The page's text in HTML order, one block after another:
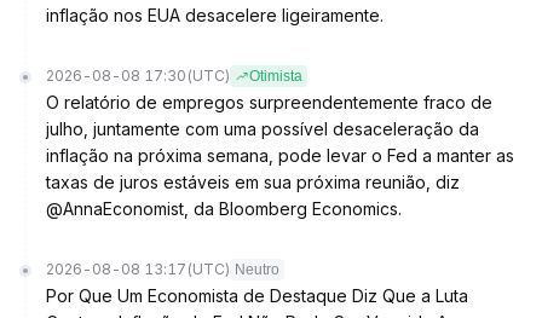
inflação nos EUA desacelere ligeiramente.
2026-08-08 17:30 (UTC) Otimista
O relatório de empregos surpreendentemente fraco de
julho, juntamente com uma possível desaceleração da
inflação na próxima semana, pode levar o Fed a manter as
taxas de juros estáveis em sua próxima reunião, diz
@AnnaEconomist, da Bloomberg Economics.
2026-08-08 13:17 (UTC) Neutro
Por Que Um Economista de Destaque Diz Que a Luta